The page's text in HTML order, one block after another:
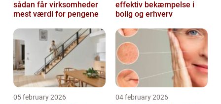
sådan får virksomheder
mest værdi for pengene
effektiv bekæmpelse i
bolig og erhverv
05 february 2026 04 february 2026